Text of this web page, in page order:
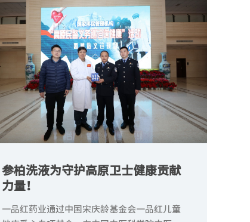
参柏洗液为守护高原卫士健康贡献
力量！
一品红药业通过中国宋庆龄基金会一品红儿童